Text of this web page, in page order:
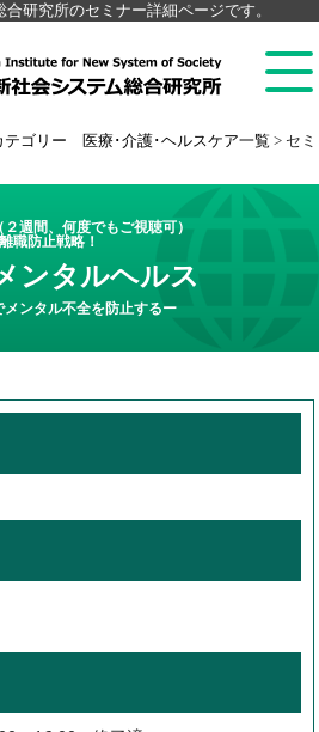
研究所のセミナー詳細ページです。
テゴリー 医療･介護･ヘルスケア一覧 > セミ
週間、何度でもご視聴可）
職防止戦略！
ンタルヘルス
ンタル不全を防止するー